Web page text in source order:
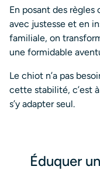
En posant des
avec justesse et en
familiale, on
une formidable
Le chiot n’a pas
cette stabilité, c’est
s’y adapter seul.
Éduquer